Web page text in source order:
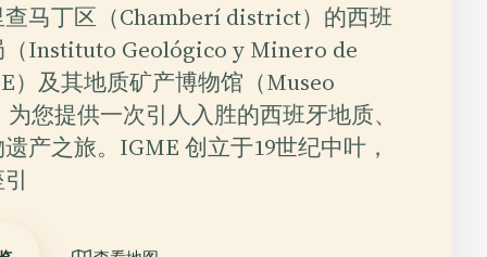
马丁区（Chamberí district）的西班
（Instituto Geológico y Minero de
）及其地质矿产博物馆（Museo
您提供一次引人入胜的西班牙地质、
产之旅。IGME 创立于19世纪中叶，